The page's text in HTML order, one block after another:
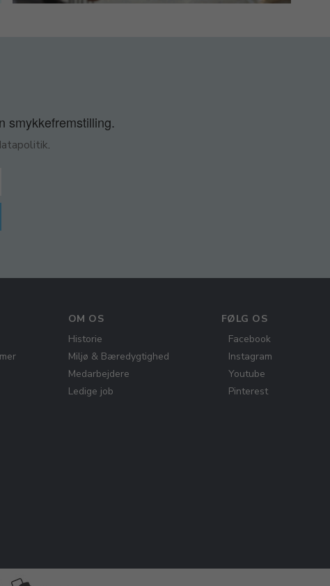
smykkefremstilling.
.
OM OS
Historie
Miljø & Bæredygtighed
Medarbejdere
Ledige job
FØLG OS
Facebook
Instagram
Youtube
Pinterest